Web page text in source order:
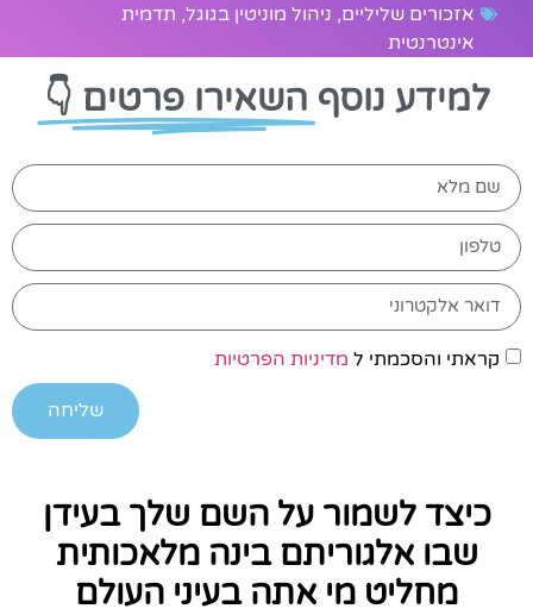
אזכורים שליליים, ניהול מוניטין בגוגל, תדמית
אינטרנטית
למידע נוסף השאירו פרטים 👇
קראתי והסכמתי ל מדיניות הפרטיות
שליחה
כיצד לשמור על השם שלך בעידן
שבו אלגוריתם בינה מלאכותית
מחליט מי אתה בעיני העולם